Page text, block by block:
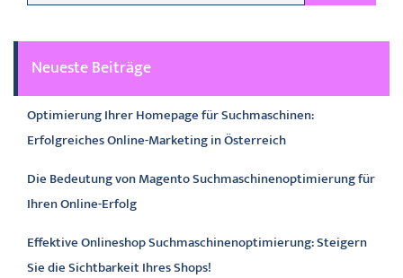
Neueste Beiträge
Optimierung Ihrer Homepage für Suchmaschinen:
Erfolgreiches Online-Marketing in Österreich
Die Bedeutung von Magento Suchmaschinenoptimierung für
Ihren Online-Erfolg
Effektive Onlineshop Suchmaschinenoptimierung: Steigern
Sie die Sichtbarkeit Ihres Shops!